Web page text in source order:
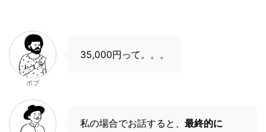
ボブ
35,000円って。。。
私の場合でお話すると、 最終的に